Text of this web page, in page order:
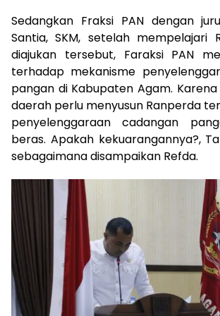
Sedangkan Fraksi PAN dengan
Santia, SKM, setelah mempelajari
diajukan tersebut, Faraksi PAN
terhadap mekanisme
pangan di Kabupaten Agam.
daerah perlu menyusun Ranperda
penyelenggaraan cadangan
beras. Apakah kekuarangannya?,
sebagaimana disampaikan Refda.